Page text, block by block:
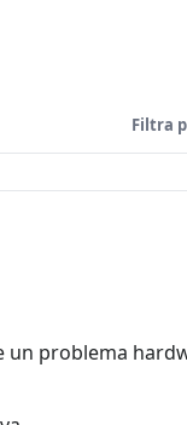
Filtra
un problema